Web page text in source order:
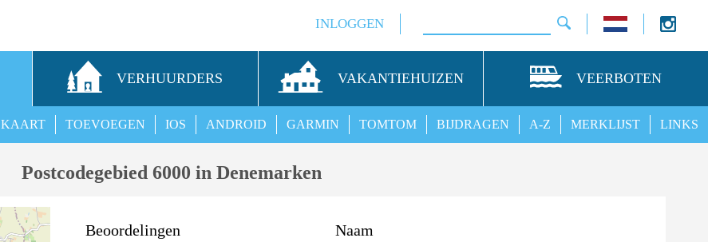
INLOGGEN
VERHUURDERS VAKANTIEHUIZEN VEERBOTEN
LINKS
MERKLIJST
A-Z
BIJDRAGEN
TOMTOM
GARMIN
ANDROID
IOS
TOEVOEGEN
KAART
Postcodegebied 6000 in Denemarken
Beoordelingen Naam